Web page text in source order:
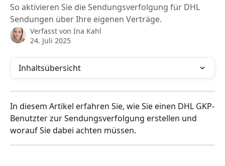
So aktivieren Sie die Sendungsverfolgung für DHL
Sendungen über Ihre eigenen Verträge.
Verfasst von Ina Kahl
24. Juli 2025
Inhaltsübersicht
In diesem Artikel erfahren Sie, wie Sie einen DHL GKP-
Benutzter zur Sendungsverfolgung erstellen und
worauf Sie dabei achten müssen.